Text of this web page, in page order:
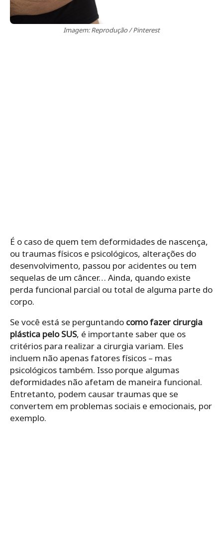
Imagem: Reprodução / Pinterest
É o caso de quem tem deformidades de nascença,
ou traumas físicos e psicológicos, alterações do
desenvolvimento, passou por acidentes ou tem
sequelas de um câncer… Ainda, quando existe
perda funcional parcial ou total de alguma parte do
corpo.
Se você está se perguntando como fazer cirurgia
plástica pelo SUS, é importante saber que os
critérios para realizar a cirurgia variam. Eles
incluem não apenas fatores físicos – mas
psicológicos também. Isso porque algumas
deformidades não afetam de maneira funcional.
Entretanto, podem causar traumas que se
convertem em problemas sociais e emocionais, por
exemplo.